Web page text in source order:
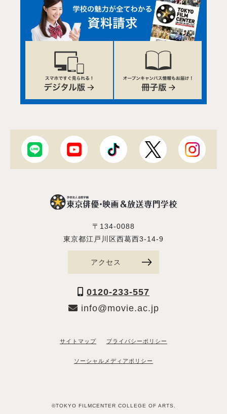
〒134-0088
東京都江戸川区西葛西3-14-9
アクセス
0120-233-557
info@movie.ac.jp
サイトマップ プライバシーポリシー
ソーシャルメディアポリシー
©TOKYO FILMCENTER COLLEGE OF ARTS.